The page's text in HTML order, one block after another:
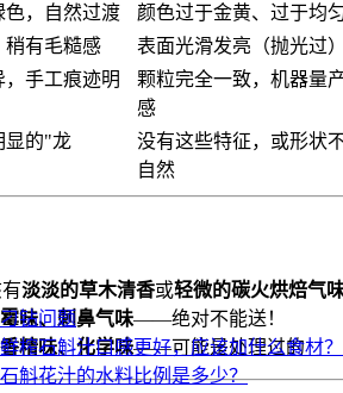
钻问题
榨石斛汁口感更好，应该加什么食材？
斛花汁的水料比例是多少？
色，自然过渡
颜色过于金黄、过于均
稍有毛糙感
表面光滑发亮（抛光过
手工痕迹明
颗粒完全一致，机器量
感
显的"龙
没有这些特征，或形状
自然
淡淡的草木清香或轻微的碳火烘焙气
味、刺鼻气味——绝对不能送！
精味、化学味——可能是处理过的